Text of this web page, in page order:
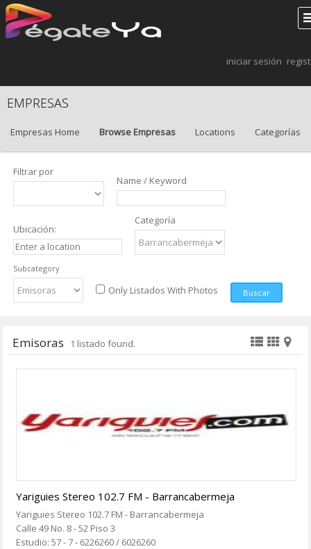
iniciar sesión
EMPRESAS
Empresas Home Browse Empresas Locations Categorías
Filtrar por
Name / Keyword
Ubicación:
Categoría
Subcategory
Only Listados With Photos Buscar
Emisoras 1 listado found.
Yariguies Stereo 102.7 FM - Barrancabermeja
Yariguies Stereo 102.7 FM - Barrancabermeja
Calle 49 No. 8 - 52 Piso 3
Estudio: 57 - 7 - 6226260 / 6026260